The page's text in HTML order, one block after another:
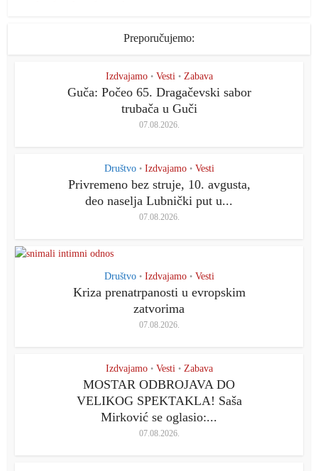
Preporučujemo:
Izdvajamo • Vesti • Zabava
Guča: Počeo 65. Dragačevski sabor
trubača u Guči
07.08.2026.
Društvo • Izdvajamo • Vesti
Privremeno bez struje, 10. avgusta,
deo naselja Lubnički put u...
07.08.2026.
Društvo • Izdvajamo • Vesti
Kriza prenatrpanosti u evropskim
zatvorima
07.08.2026.
Izdvajamo • Vesti • Zabava
MOSTAR ODBROJAVA DO
VELIKOG SPEKTAKLA! Saša
Mirković se oglasio:...
07.08.2026.